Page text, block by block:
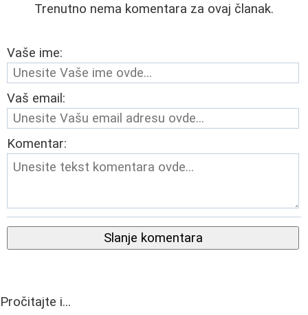
Trenutno nema komentara za ovaj članak.
Vaše ime:
Vaš email:
Komentar:
Slanje komentara
Pročitajte i...